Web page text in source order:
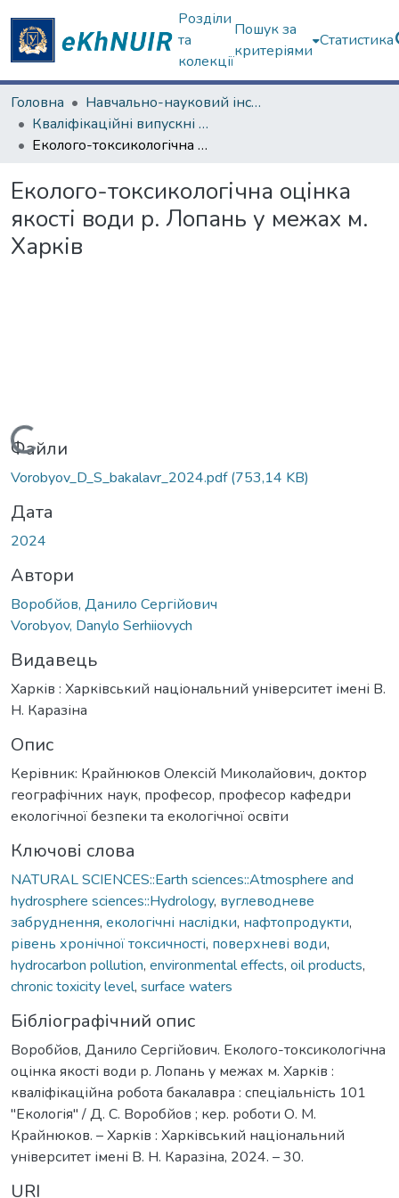
Розділи
та
колекції
Пошук за
критеріями
Статистика
Головна
Навчально-науковий інститут екології, зеленої енергетики та сталого розвитку
Кваліфікаційні випускні роботи бакалаврів. Навчально-науковий інститут екології, зеленої енергетики та сталого розвитку
Еколого-токсикологічна оцінка якості води р. Лопань у межах м. Харків
Еколого-токсикологічна оцінка
якості води р. Лопань у межах м.
Харків
Вантажиться...
Файли
Vorobyov_D_S_bakalavr_2024.pdf(753,14 KB)
Дата
2024
Автори
Воробйов, Данило Сергійович
Vorobyov, Danylo Serhiiovych
Видавець
Харків : Харківський національний університет імені В.
Н. Каразіна
Опис
Керівник: Крайнюков Олексій Миколайович, доктор
географічних наук, професор, професор кафедри
екологічної безпеки та екологічної освіти
Ключові слова
NATURAL SCIENCES::Earth sciences::Atmosphere and
hydrosphere sciences::Hydrology, вуглеводневе
забруднення, екологічні наслідки, нафтопродукти,
рівень хронічної токсичності, поверхневі води,
hydrocarbon pollution, environmental effects, oil products,
chronic toxicity level, surface waters
Бібліографічний опис
Воробйов, Данило Сергійович. Еколого-токсикологічна
оцінка якості води р. Лопань у межах м. Харків :
кваліфікаційна робота бакалавра : спеціальність 101
"Екологія" / Д. С. Воробйов ; кер. роботи О. М.
Крайнюков. – Харків : Харківський національний
університет імені В. Н. Каразіна, 2024. – 30.
URI